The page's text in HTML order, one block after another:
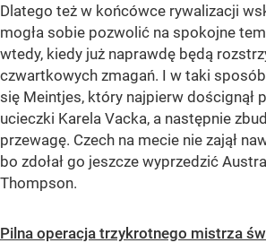
Dlatego też w końcówce rywalizacji
mogła sobie pozwolić na spokojne
wtedy, kiedy już naprawdę będą
czwartkowych zmagań. I w taki
się Meintjes, który najpierw doścignął
ucieczki Karela Vacka, a następnie
przewagę. Czech na mecie nie zajął
bo zdołał go jeszcze wyprzedzić
Thompson.
Pilna operacja trzykrotnego mistrza